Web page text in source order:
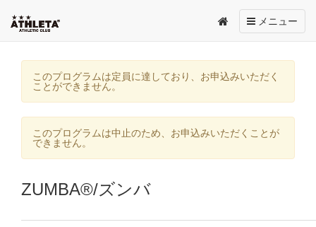
Toggle
navigation
メニュー
このプログラムは定員に達しており、お申込みいただく
ことができません。
このプログラムは中止のため、お申込みいただくことが
できません。
ZUMBA®/ズンバ